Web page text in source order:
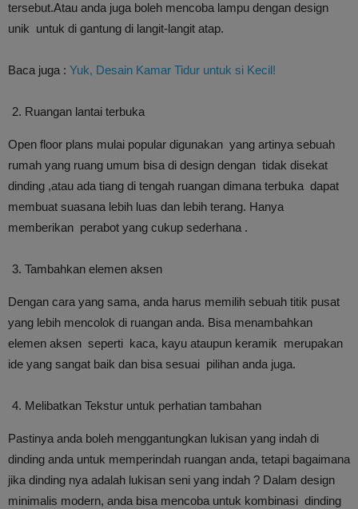
tersebut.Atau anda juga boleh mencoba lampu dengan design
unik untuk di gantung di langit-langit atap.
Baca juga : Yuk, Desain Kamar Tidur untuk si Kecil!
Ruangan lantai terbuka
Open floor plans mulai popular digunakan yang artinya sebuah
rumah yang ruang umum bisa di design dengan tidak disekat
dinding ,atau ada tiang di tengah ruangan dimana terbuka dapat
membuat suasana lebih luas dan lebih terang. Hanya
memberikan perabot yang cukup sederhana .
Tambahkan elemen aksen
Dengan cara yang sama, anda harus memilih sebuah titik pusat
yang lebih mencolok di ruangan anda. Bisa menambahkan
elemen aksen seperti kaca, kayu ataupun keramik merupakan
ide yang sangat baik dan bisa sesuai pilihan anda juga.
Melibatkan Tekstur untuk perhatian tambahan
Pastinya anda boleh menggantungkan lukisan yang indah di
dinding anda untuk memperindah ruangan anda, tetapi bagaimana
jika dinding nya adalah lukisan seni yang indah ? Dalam design
minimalis modern, anda bisa mencoba untuk kombinasi dinding